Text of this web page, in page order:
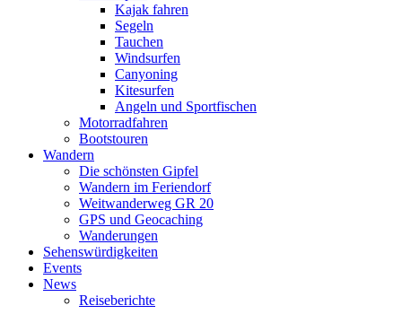
Kajak fahren
Segeln
Tauchen
Windsurfen
Canyoning
Kitesurfen
Angeln und Sportfischen
Motorradfahren
Bootstouren
Wandern
Die schönsten Gipfel
Wandern im Feriendorf
Weitwanderweg GR 20
GPS und Geocaching
Wanderungen
Sehenswürdigkeiten
Events
News
Reiseberichte